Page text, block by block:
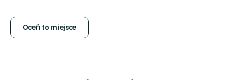
gwiazdek
Oceń to miejsce